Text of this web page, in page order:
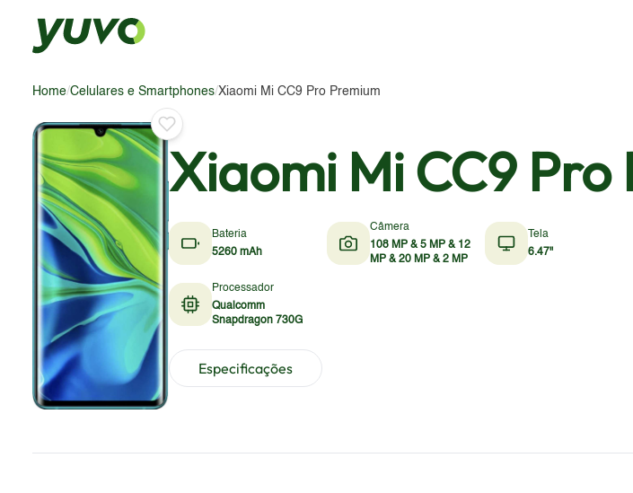
Home/Celulares e Smartphones/Xiaomi Mi CC9 Pro Premium
Xiaomi Mi CC9 Pro
Bateria
5260 mAh
Câmera
108 MP & 5 MP & 12
MP & 20 MP & 2 MP
Tela
6.47"
Processador
Qualcomm
Snapdragon 730G
Especificações